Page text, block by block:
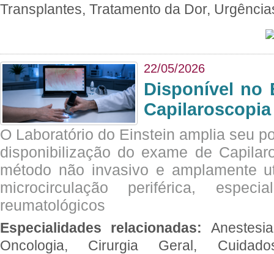
Transplantes, Tratamento da Dor,
22/05/2026
Disponível no
O Laboratório do Einstein amplia seu
disponibilização do exame de
método não invasivo e amplamente
microcirculação periférica,
reumatológicos
Especialidades relacionadas:
Oncologia, Cirurgia Geral,